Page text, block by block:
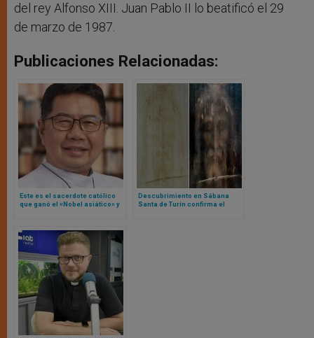
del rey Alfonso XIII. Juan Pablo II lo beatificó el 29
de marzo de 1987.
Publicaciones Relacionadas:
Este es el sacerdote católico
que ganó el «Nobel asiático» y
Descubrimiento en Sábana
Santa de Turín confirma el